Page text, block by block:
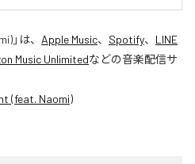
」は、 Apple Music、 Spotify、 LINE
Music Unlimitedなどの音楽配信サ
(feat. Naomi)